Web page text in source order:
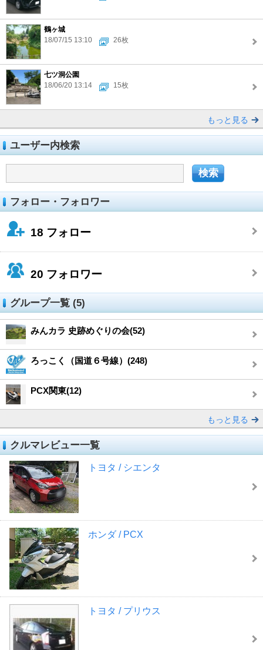
鶴ヶ城
18/07/15 13:10
26枚
七ツ洞公園
18/06/20 13:14
15枚
もっと見る
ユーザー内検索
フォロー・フォロワー
18 フォロー
20 フォロワー
グループ一覧 (5)
みんカラ 史跡めぐりの会(52)
ろっこく（国道６号線）(248)
PCX関東(12)
もっと見る
クルマレビュー一覧
トヨタ / シエンタ
ホンダ / PCX
トヨタ / プリウス